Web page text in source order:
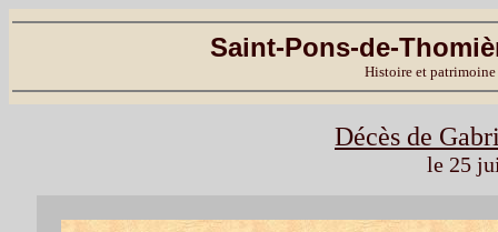
Saint-Pons-de-
Histoire et
Décès de
le 25